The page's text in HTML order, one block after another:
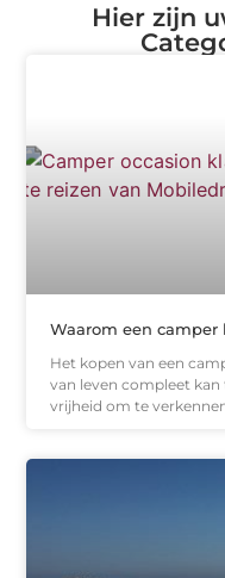
Hier zijn
Waarom een camper
Het kopen van een
van leven compleet
vrijheid om te